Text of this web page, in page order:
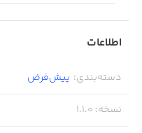
اطلاعات
دسته‌بندی: پیش‌فرض
نسخه:
1.1.0